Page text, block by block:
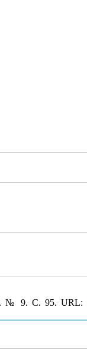
№ 9. С. 95. URL: